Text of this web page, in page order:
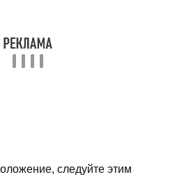
следуйте этим